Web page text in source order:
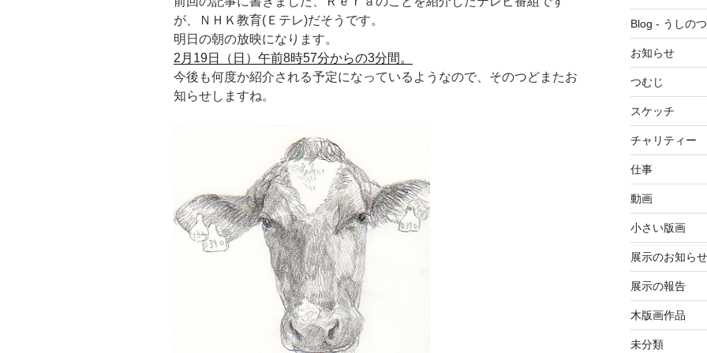
が、ＮＨＫ教育(Ｅテレ)だそうです。
明日の朝の放映になります。
2月19日（日）午前8時57分からの3分間。
今後も何度か紹介される予定になっているようなので、そのつどまたお
知らせしますね。
Blog - うしの
お知らせ
つむじ
スケッチ
チャリティー
仕事
動画
小さい版画
展示のお知らせ
展示の報告
木版画作品
未分類